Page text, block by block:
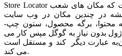
Store Locator یک ماژول غنی از ویژگی است که مکان های شعب
در چندین مکان در وب سایت
محتوا، برگه محصول، ستون چپ-
بدون نیاز به گوگل مپس کار می
کند و مستقل است
به عبارت دیگر
می کند.